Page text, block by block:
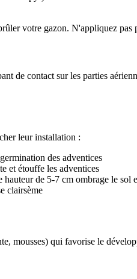
votre gazon. N'appliquez
de contact sur les parties
leur installation :
des adventices
et étouffe les adventices
de 5-7 cm ombrage le sol
clairsème
mousses) qui favorise le